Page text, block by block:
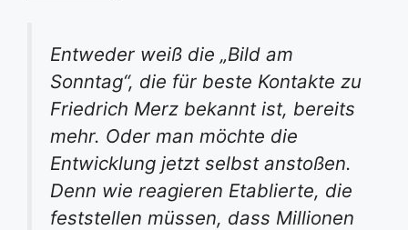
Entweder weiß die „Bild am
Sonntag“, die für beste Kontakte zu
Friedrich Merz bekannt ist, bereits
mehr. Oder man möchte die
Entwicklung jetzt selbst anstoßen.
Denn wie reagieren Etablierte, die
feststellen müssen, dass Millionen